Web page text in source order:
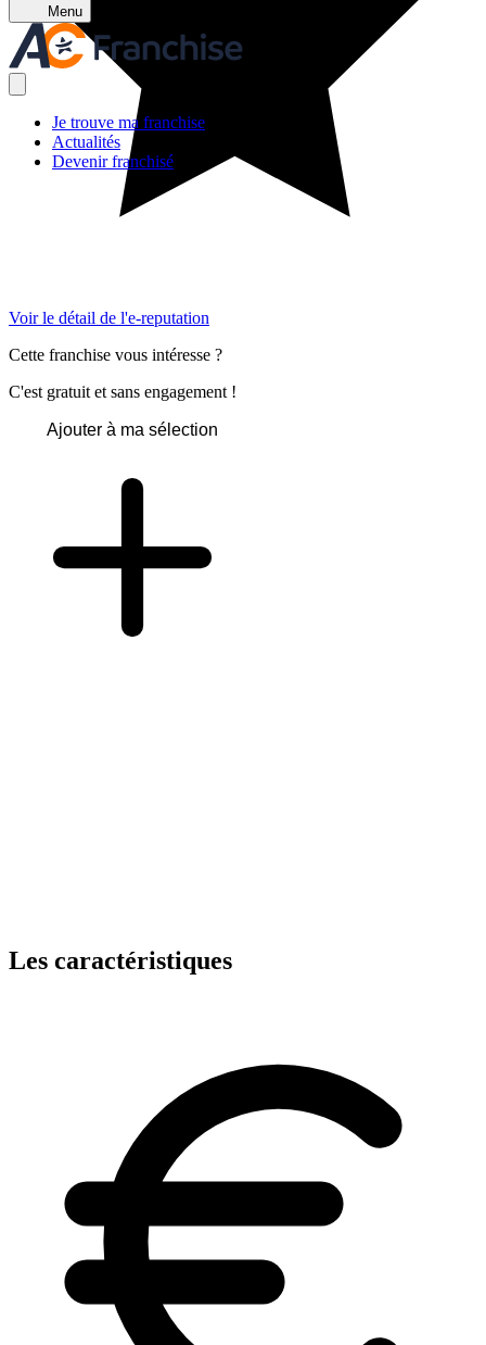
Menu
Je trouve ma franchise
Actualités
Devenir franchisé
Voir le détail de l'e-reputation
Cette franchise vous intéresse ?
C'est gratuit et sans engagement !
Ajouter à ma sélection
Les caractéristiques